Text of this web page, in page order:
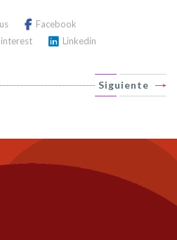
Facebook
Linkedin
Siguiente